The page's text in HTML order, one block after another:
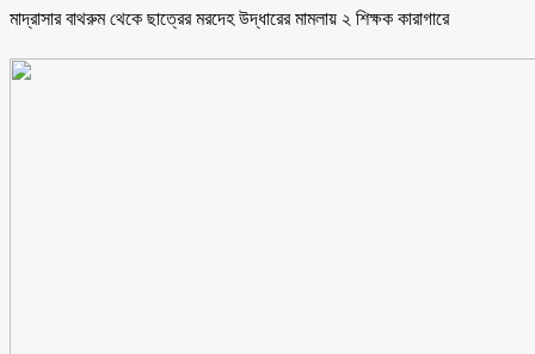
মাদ্রাসার বাথরুম থেকে ছাত্রের মরদেহ উদ্ধারের মামলায় ২ শিক্ষক কারাগারে